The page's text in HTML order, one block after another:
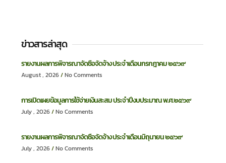
ข่าวสารล่าสุด
รายงานผลการพิจารณาจัดซื้อจัดจ้าง ประจำเดือนกรกฎาคม ๒๕๖๙
August , 2026 No Comments
การเปิดเผยข้อมูลการใช้จ่ายเงินสะสม ประจำปีงบประมาณ พ.ศ.๒๕๖๙
July , 2026 No Comments
รายงานผลการพิจารณาจัดซื้อจัดจ้าง ประจำเดือนมิถุนายน ๒๕๖๙
July , 2026 No Comments